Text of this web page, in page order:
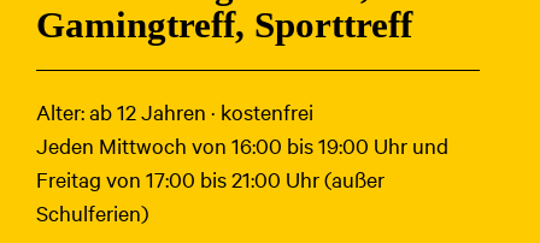
Gamingtreff, Sporttreff
Alter: ab 12 Jahren · kostenfrei
Jeden Mittwoch von 16:00 bis 19:00 Uhr und
Freitag von 17:00 bis 21:00 Uhr (außer
Schulferien)